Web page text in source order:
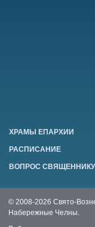
ХРАМЫ ЕПАРХИИ
РАСПИСАНИЕ
ВОПРОС СВЯЩЕННИКУ
© 2008-2026 Свято-
Набережные Челны.